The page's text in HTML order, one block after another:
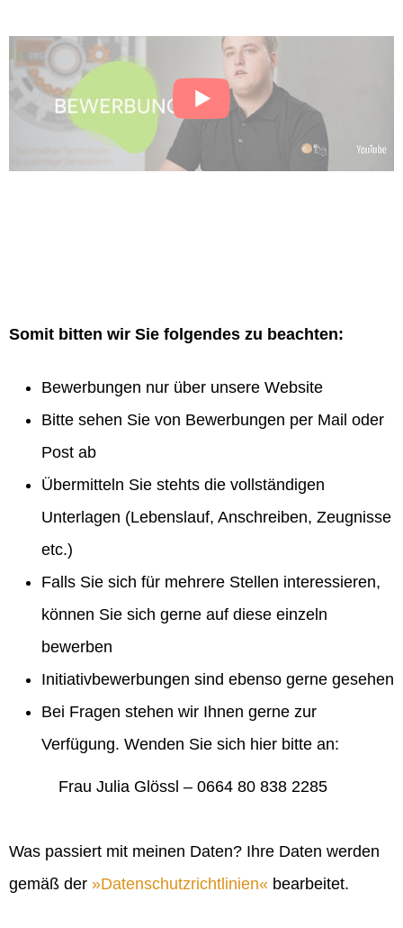
Somit bitten wir Sie folgendes zu beachten:
Bewerbungen nur über unsere Website
Bitte sehen Sie von Bewerbungen per Mail oder
Post ab
Übermitteln Sie stehts die vollständigen
Unterlagen (Lebenslauf, Anschreiben, Zeugnisse
etc.)
Falls Sie sich für mehrere Stellen interessieren,
können Sie sich gerne auf diese einzeln
bewerben
Initiativbewerbungen sind ebenso gerne gesehen
Bei Fragen stehen wir Ihnen gerne zur
Verfügung. Wenden Sie sich hier bitte an:
Frau Julia Glössl – 0664 80 838 2285
Was passiert mit meinen Daten? Ihre Daten werden
gemäß der
Datenschutzrichtlinien bearbeitet.